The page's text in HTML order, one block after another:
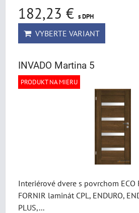
182,23 € s DPH
VYBERTE VARIANT
INVADO Martina 5
PRODUKT NA MIERU
Interiérové dvere s povrchom ECO
FORNIR laminát CPL, ENDURO,
PLUS,...